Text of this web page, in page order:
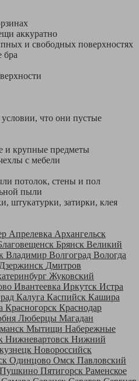
аккуратно
и свободных поверхностях
бра
что они пустые
и крупные предметы
с мебели
потолок, стены и пол
пыли
штукатурки, затирки, клея
Апрелевка Архангельск
Брянск Великий
Владимир Волгоград Вологда
Дзержинск Дмитров
Жуковский
Ивантеевка Иркутск Истра
Калуга Каспийск Кашира
Красногорск Краснодар
Люберцы Магадан
Мытищи Набережные
Нижневартовск Нижний
Новороссийск
Одинцово Омск Павловский
Пушкино Пятигорск Раменское